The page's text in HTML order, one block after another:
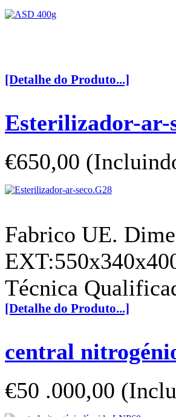
[Detalhe do Produto...]
Esterilizador-ar-
€650,00
Fabrico UE.
Técnica
[Detalhe do Produto...]
central
€50 .000,00